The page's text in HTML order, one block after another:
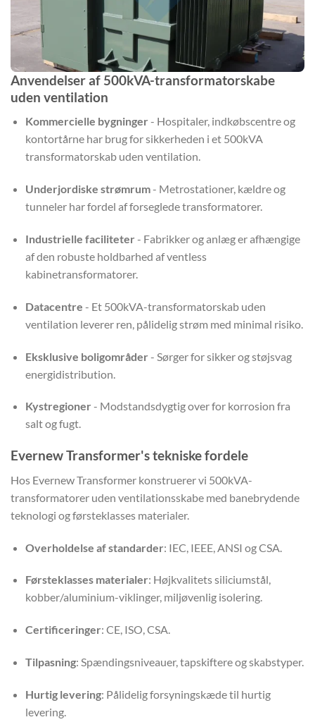
Anvendelser af 500kVA-transformatorskabe
uden ventilation
Kommercielle bygninger - Hospitaler, indkøbscentre og
kontortårne har brug for sikkerheden i et 500kVA
transformatorskab uden ventilation.
Underjordiske strømrum- Metrostationer, kældre og
tunneler har fordel af forseglede transformatorer.
Industrielle faciliteter - Fabrikker og anlæg er afhængige
af den robuste holdbarhed af ventless
kabinetransformatorer.
Datacentre - Et 500kVA-transformatorskab uden
ventilation leverer ren, pålidelig strøm med minimal risiko.
Eksklusive boligområder - Sørger for sikker og støjsvag
energidistribution.
Kystregioner - Modstandsdygtig over for korrosion fra
salt og fugt.
Evernew Transformer's tekniske fordele
Hos Evernew Transformer konstruerer vi 500kVA-
transformatorer uden ventilationsskabe med banebrydende
teknologi og førsteklasses materialer.
Overholdelse af standarder: IEC, IEEE, ANSI og CSA.
Førsteklasses materialer: Højkvalitets siliciumstål,
kobber/aluminium-viklinger, miljøvenlig isolering.
Certificeringer: CE, ISO, CSA.
Tilpasning: Spændingsniveauer, tapskiftere og skabstyper.
Hurtig levering: Pålidelig forsyningskæde til hurtig
levering.